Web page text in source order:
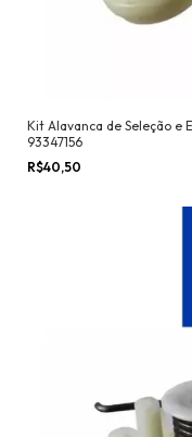
Kit Alavanca de Seleção e
93347156
R$40,50